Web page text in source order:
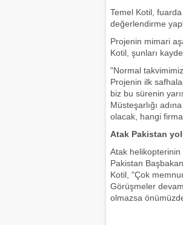
Temel Kotil,
değerlendirme
Projenin mimari
Kotil, şunları
"Normal takvimimiz
Projenin ilk
biz bu sürenin
Müsteşarlığı
olacak, hangi
Atak Pakistan
Atak helikopterinin
Pakistan
Kotil, "Çok
Görüşmeler
olmazsa